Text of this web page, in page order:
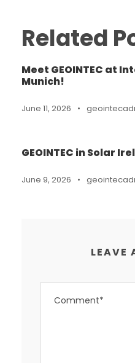
Related
Meet GEOINTEC at
Munich!
June 11, 2026 •
GEOINTEC in Solar
June 9, 2026 •
LEAVE